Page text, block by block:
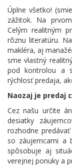
Úplne všetko!
zážitok. Na
Celým realitným
rôznu literatúru.
makléra, aj
sme vlastný
pod kontrolou a
rýchlosť predaja,
Naozaj je predaj
Cez našu určite
desiatky
rozhodne
so záujemcami a
spôsobuje aj
verejnej ponuky a